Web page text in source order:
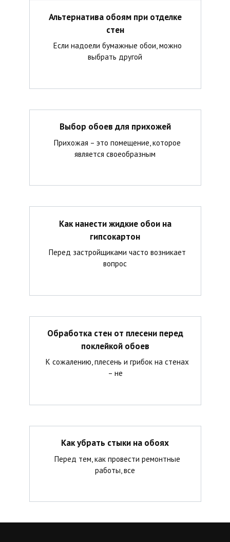
Альтернатива обоям при отделке
стен
Если надоели бумажные обои, можно
выбрать другой
Выбор обоев для прихожей
Прихожая – это помещение, которое
является своеобразным
Как нанести жидкие обои на
гипсокартон
Перед застройщиками часто возникает
вопрос
Обработка стен от плесени перед
поклейкой обоев
К сожалению, плесень и грибок на стенах
– не
Как убрать стыки на обоях
Перед тем, как провести ремонтные
работы, все